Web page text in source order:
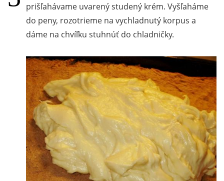
prišľahávame uvarený studený krém. Vyšľaháme
do peny, rozotrieme na vychladnutý korpus a
dáme na chvíľku stuhnúť do chladničky.